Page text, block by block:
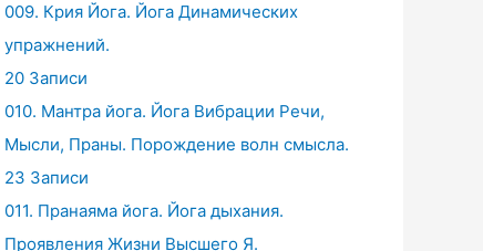
009. Крия Йога. Йога Динамических
упражнений.
20 Записи
010. Мантра йога. Йога Вибрации Речи,
Мысли, Праны. Порождение волн смысла.
23 Записи
011. Пранаяма йога. Йога дыхания.
Проявления Жизни Высшего Я.